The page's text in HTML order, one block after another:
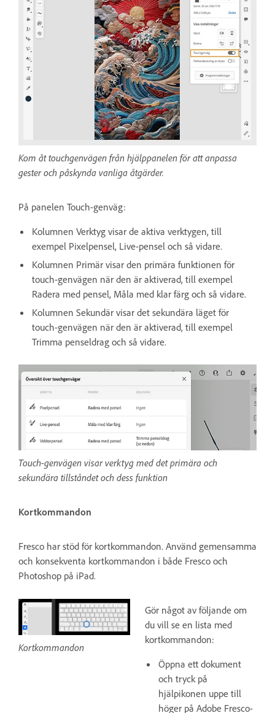
Kom åt touchgenvägen från hjälppanelen för att anpassa
gester och påskynda vanliga åtgärder.
På panelen Touch-genväg:
Kolumnen Verktyg visar de aktiva verktygen, till
exempel Pixelpensel, Live-pensel och så vidare.
Kolumnen Primär visar den primära funktionen för
touch-genvägen när den är aktiverad, till exempel
Radera med pensel, Måla med klar färg och så vidare.
Kolumnen Sekundär visar det sekundära läget för
touch-genvägen när den är aktiverad, till exempel
Trimma penseldrag och så vidare.
Touch-genvägen visar verktyg med det primära och
sekundära tillståndet och dess funktion
Kortkommandon
Fresco har stöd för kortkommandon. Använd gemensamma
och konsekventa kortkommandon i både Fresco och
Photoshop på iPad.
Gör något av följande om
du vill se en lista med
kortkommandon:
Öppna ett dokument
och tryck på
hjälpikonen uppe till
höger på Adobe Fresco-
Kortkommandon